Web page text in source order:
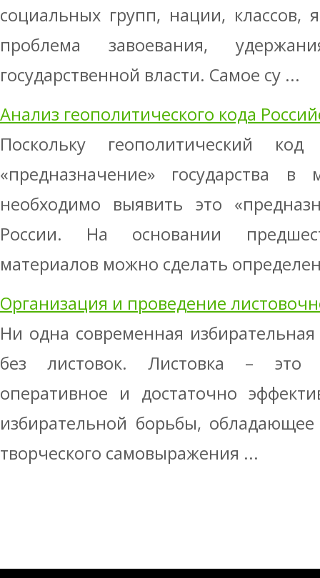
социальных групп, нации, классов,
проблема завоевания,
государственной власти. Самое су ...
Анализ геополитического кода
Поскольку геополитический
«предназначение» государства
необходимо выявить это
России. На основании
материалов можно сделать
Организация и проведение
Ни одна современная
без листовок. Листовка – это
оперативное и достаточно
избирательной борьбы,
творческого самовыражения ...